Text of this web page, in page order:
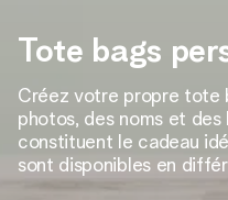
4,9 (sur la base de
Nos cadeaux sont
une note de 4,9 sur
pays où nous sommes
Tote bags
Créez votre propre tote
photos, des noms et des
constituent le cadeau
sont disponibles en